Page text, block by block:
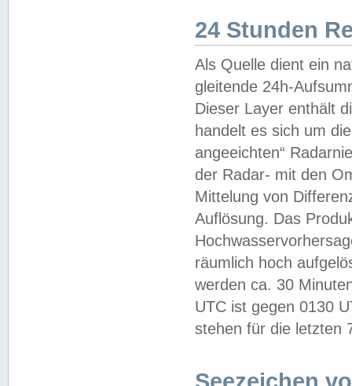
24 Stunden
Als Quelle dient ein
gleitende 24h-
Dieser Layer enthält
handelt es sich um
angeeichten“
der Radar- mit den
Mittelung von
Auflösung. Das
räumlich hoch
werden ca. 30
UTC ist gegen 0130
stehen für die letzten